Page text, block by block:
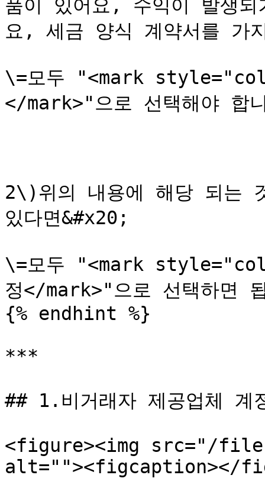
품이 있어요, 수익이 발생
요, 세금 양식 계약서를 가
\=모두 "<mark
</mark>"으로 선택해야 합
2\)위의 내용에 해당 되는
있다면&#x20;
\=모두 "<mark
정</mark>"으로 선택하면
{% endhint %}
***
## 1.비거래자 제공업체 계
<figure><img src="/
alt=""><figcaption></